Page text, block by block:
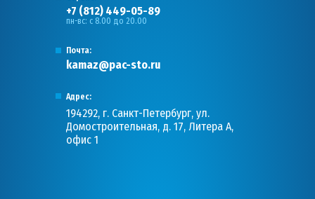
+7 (812) 449-05-89
пн-вс: с 8.00 до 20.00
Почта:
kamaz@pac-sto.ru
Адрес:
194292, г. Санкт-Петербург, ул.
Домостроительная, д. 17, Литера А,
офис 1